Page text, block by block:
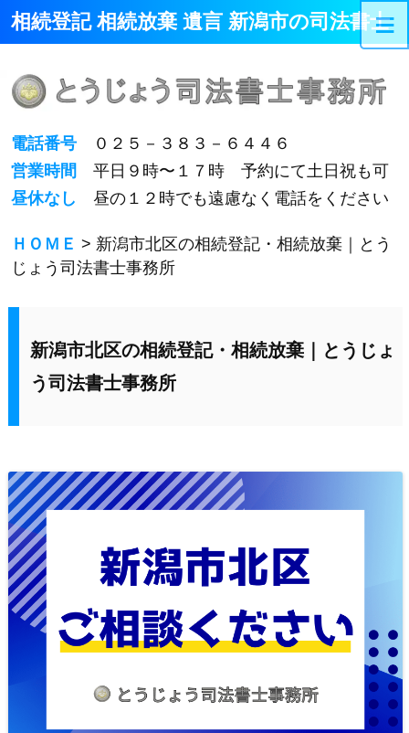
相続登記 相続放棄 遺言 新潟市の司法書士
電話番号 ０２５－３８３－６４４６
営業時間 平日９時〜１７時 予約にて土日祝も可
昼休なし 昼の１２時でも遠慮なく電話をください
ＨＯＭＥ > 新潟市北区の相続登記・相続放棄｜とう
じょう司法書士事務所
新潟市北区の相続登記・相続放棄｜とうじょ
う司法書士事務所
≡